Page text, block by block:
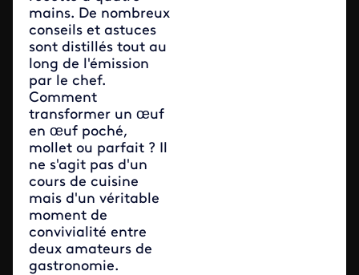
mains. De nombreux
conseils et astuces
sont distillés tout au
long de l'émission
par le chef.
Comment
transformer un œuf
en œuf poché,
mollet ou parfait ? Il
ne s'agit pas d'un
cours de cuisine
mais d'un véritable
moment de
convivialité entre
deux amateurs de
gastronomie.